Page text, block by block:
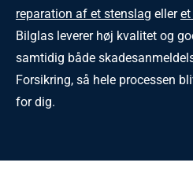
reparation af et stenslag eller
Bilglas leverer høj kvalitet og
samtidig både
Forsikring, så hele processen
for dig.